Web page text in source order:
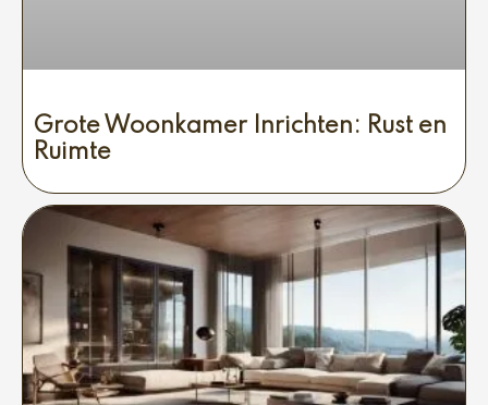
Grote Woonkamer Inrichten: Rust en
Ruimte